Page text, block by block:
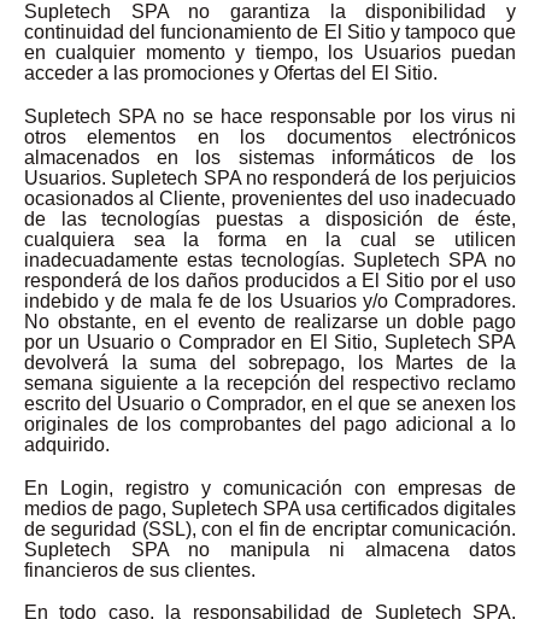
Supletech SPA no garantiza la disponibilidad y
continuidad del funcionamiento de El Sitio y tampoco que
en cualquier momento y tiempo, los Usuarios puedan
acceder a las promociones y Ofertas del El Sitio.
Supletech SPA no se hace responsable por los virus ni
otros elementos en los documentos electrónicos
almacenados en los sistemas informáticos de los
Usuarios. Supletech SPA no responderá de los perjuicios
ocasionados al Cliente, provenientes del uso inadecuado
de las tecnologías puestas a disposición de éste,
cualquiera sea la forma en la cual se utilicen
inadecuadamente estas tecnologías. Supletech SPA no
responderá de los daños producidos a El Sitio por el uso
indebido y de mala fe de los Usuarios y/o Compradores.
No obstante, en el evento de realizarse un doble pago
por un Usuario o Comprador en El Sitio, Supletech SPA
devolverá la suma del sobrepago, los Martes de la
semana siguiente a la recepción del respectivo reclamo
escrito del Usuario o Comprador, en el que se anexen los
originales de los comprobantes del pago adicional a lo
adquirido.
En Login, registro y comunicación con empresas de
medios de pago, Supletech SPA usa certificados digitales
de seguridad (SSL), con el fin de encriptar comunicación.
Supletech SPA no manipula ni almacena datos
financieros de sus clientes.
En todo caso, la responsabilidad de Supletech SPA,